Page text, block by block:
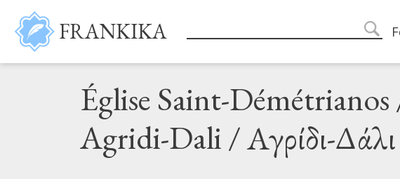
Salta al contenuto principale
FRANKIKA
Église Saint-Démétrianos
Agridi-Dali / Αγρίδι-Δάλι